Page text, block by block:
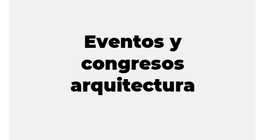
Eventos y
congresos
arquitectura